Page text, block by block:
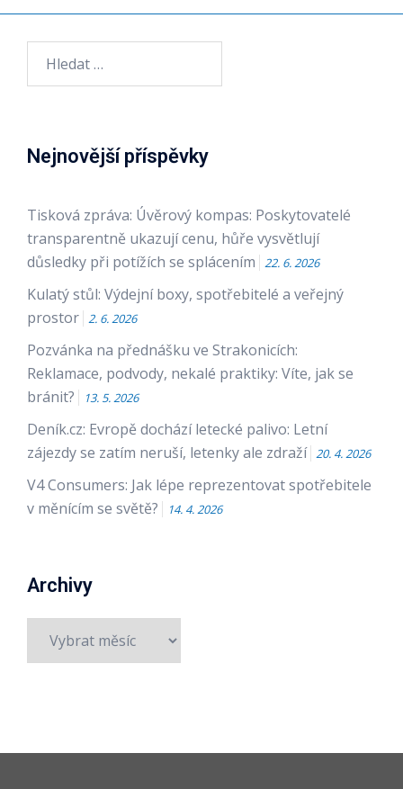
Nejnovější příspěvky
Tisková zpráva: Úvěrový kompas: Poskytovatelé
transparentně ukazují cenu, hůře vysvětlují
důsledky při potížích se splácením
22. 6. 2026
Kulatý stůl: Výdejní boxy, spotřebitelé a veřejný
prostor 2. 6. 2026
Pozvánka na přednášku ve Strakonicích:
Reklamace, podvody, nekalé praktiky: Víte, jak se
bránit?
13. 5. 2026
Deník.cz: Evropě dochází letecké palivo: Letní
zájezdy se zatím neruší, letenky ale zdraží 20. 4. 2026
V4 Consumers: Jak lépe reprezentovat spotřebitele
v měnícím se světě?
14. 4. 2026
Archivy